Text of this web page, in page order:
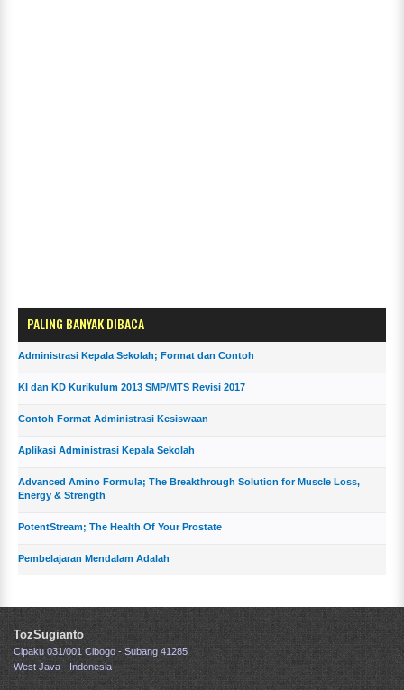
PALING BANYAK DIBACA
Administrasi Kepala Sekolah; Format dan Contoh
KI dan KD Kurikulum 2013 SMP/MTS Revisi 2017
Contoh Format Administrasi Kesiswaan
Aplikasi Administrasi Kepala Sekolah
Advanced Amino Formula; The Breakthrough Solution for Muscle Loss,
Energy & Strength
PotentStream; The Health Of Your Prostate
Pembelajaran Mendalam Adalah
TozSugianto
Cipaku 031/001 Cibogo - Subang 41285
West Java - Indonesia